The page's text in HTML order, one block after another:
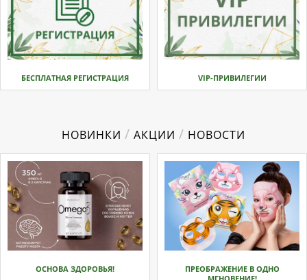
БЕСПЛАТНАЯ РЕГИСТРАЦИЯ VIP-ПРИВИЛЕГИИ
НОВИНКИ / АКЦИИ / НОВОСТИ
ОСНОВА ЗДОРОВЬЯ!
ПРЕОБРАЖЕНИЕ В ОДНО